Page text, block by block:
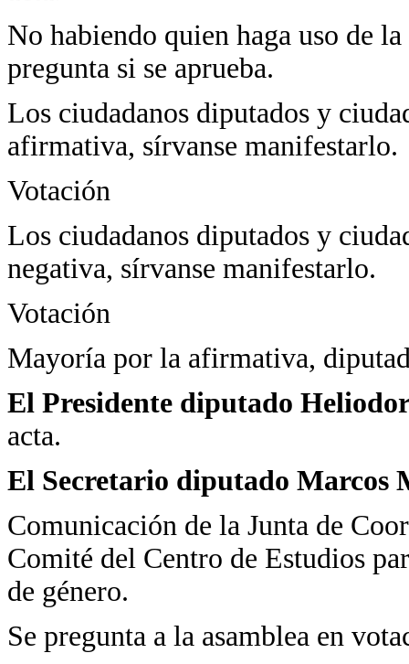
No habiendo quien haga uso de
pregunta si se aprueba.
Los ciudadanos diputados y
afirmativa, sírvanse manifestarlo.
Votación
Los ciudadanos diputados y
negativa, sírvanse manifestarlo.
Votación
Mayoría por la afirmativa,
El Presidente diputado
acta.
El Secretario diputado Marcos
Comunicación de la Junta de
Comité del Centro de Estudios
de género.
Se pregunta a la asamblea en